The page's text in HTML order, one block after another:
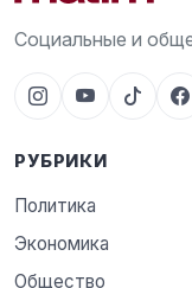
Социальные и
РУБРИКИ
Политика
Экономика
Общество